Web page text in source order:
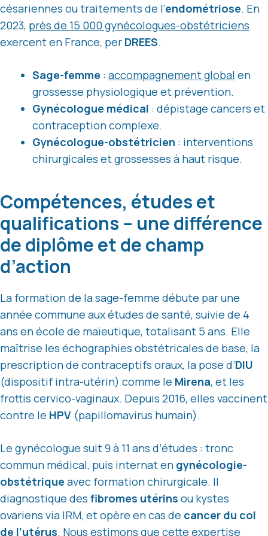
césariennes ou traitements de l’endométriose. En
2023, près de 15 000 gynécologues-obstétriciens
exercent en France, per DREES.
Sage-femme : accompagnement global en
grossesse physiologique et prévention.
Gynécologue médical : dépistage cancers et
contraception complexe.
Gynécologue-obstétricien : interventions
chirurgicales et grossesses à haut risque.
Compétences, études et
qualifications – une différence
de diplôme et de champ
d’action
La formation de la sage-femme débute par une
année commune aux études de santé, suivie de 4
ans en école de maïeutique, totalisant 5 ans. Elle
maîtrise les échographies obstétricales de base, la
prescription de contraceptifs oraux, la pose d’DIU
(dispositif intra-utérin) comme le Mirena, et les
frottis cervico-vaginaux. Depuis 2016, elles vaccinent
contre le HPV (papillomavirus humain).
Le gynécologue suit 9 à 11 ans d’études : tronc
commun médical, puis internat en gynécologie-
obstétrique avec formation chirurgicale. Il
diagnostique des fibromes utérins ou kystes
ovariens via IRM, et opère en cas de cancer du col
de l’utérus. Nous estimons que cette expertise